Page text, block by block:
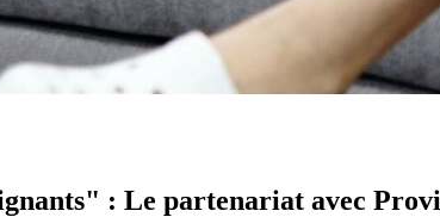
: Le partenariat avec